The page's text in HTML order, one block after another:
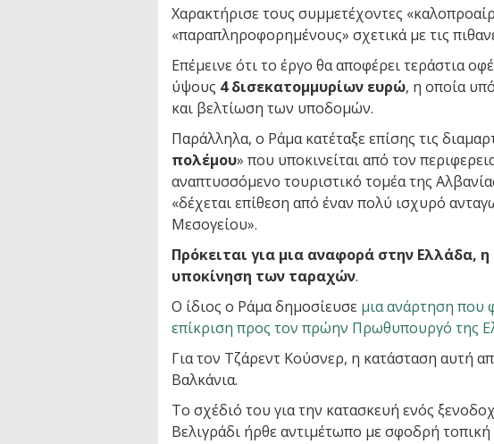
Χαρακτήρισε τους συμμετέχοντες
«παραπληροφορημένους» σχετικά με τις
Επέμεινε ότι το έργο θα αποφέρει τεράστια
ύψους 4 δισεκατομμυρίων ευρώ, η οποία
και βελτίωση των υποδομών.
Παράλληλα, ο Ράμα κατέταξε επίσης τις
πολέμου» που υποκινείται από τον
αναπτυσσόμενο τουριστικό τομέα της
«δέχεται επίθεση από έναν πολύ ισχυρό
Μεσογείου».
Πρόκειται για μια αναφορά στην Ελλάδα,
υποκίνηση των ταραχών.
Ο ίδιος ο Ράμα δημοσίευσε μια ανάρτηση που
επίκριση προς τον πρώην Πρωθυπουργό της
Για τον Τζάρεντ Κούσνερ, η κατάσταση αυτή
Βαλκάνια.
Το σχέδιό του για την κατασκευή ενός
Βελιγράδι ήρθε αντιμέτωπο με σφοδρή τοπική